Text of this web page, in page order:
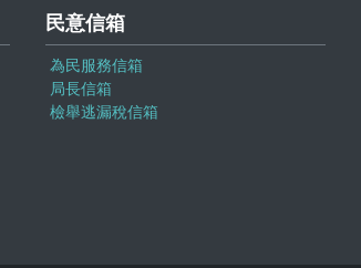
民意信箱
為民服務信箱
局長信箱
檢舉逃漏稅信箱